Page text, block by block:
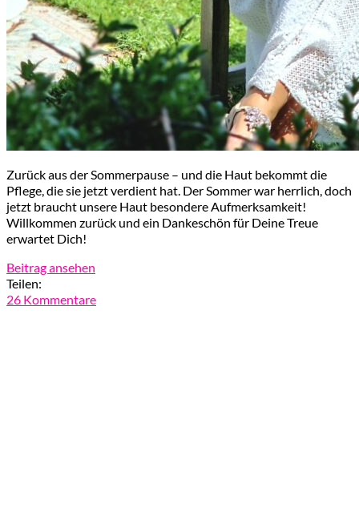
Zurück aus der Sommerpause – und die Haut bekommt die
Pflege, die sie jetzt verdient hat. Der Sommer war herrlich, doch
jetzt braucht unsere Haut besondere Aufmerksamkeit!
Willkommen zurück und ein Dankeschön für Deine Treue
erwartet Dich!
Beitrag ansehen
Teilen:
26 Kommentare